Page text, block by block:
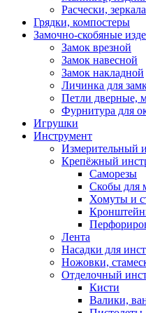
Расчески, зеркала
Грядки, компостеры
Замочно-скобяные
Замок врезной
Замок навесной
Замок накладной
Личинка для
Петли дверные,
Фурнитура для
Игрушки
Инструмент
Измерительный
Крепёжный
Саморезы
Скобы для
Хомуты и
Лента
Насадки для
Ножовки,
Отделочный
Кисти
Валики,